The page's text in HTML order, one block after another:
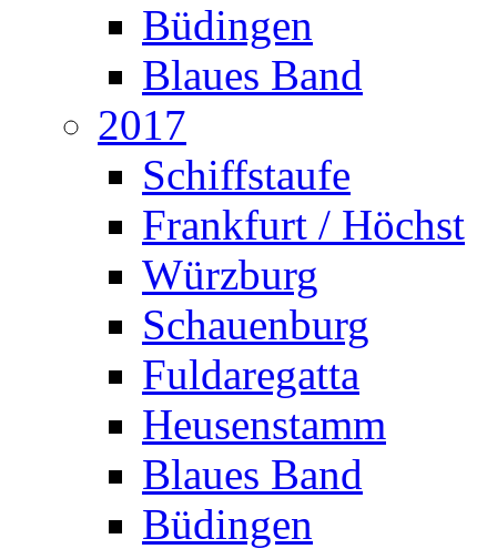
Büdingen
Blaues Band
2017
Schiffstaufe
Frankfurt / Höchst
Würzburg
Schauenburg
Fuldaregatta
Heusenstamm
Blaues Band
Büdingen